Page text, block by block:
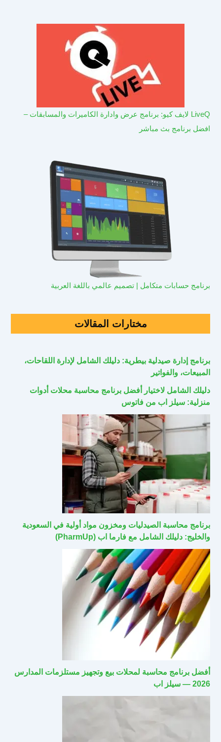
LiveQ لايف كيو: برنامج عرض وادارة الكاميرات والمسابقات –
افضل برنامج بث مباشر
برنامج حسابات متكامل | تصميم عالمي باللغة العربية
مختارات المقالات
برنامج إدارة صيدلية بيطرية: دليلك الشامل لإدارة اللقاحات،
المبيعات، والفواتير
دليلك الشامل لاختيار أفضل برنامج محاسبة محلات أدوات
منزلية: سيلز اب من فاتوس
برنامج محاسبة الصيدليات ومخزون مواد أولية في السعودية
والخليج: دليلك الشامل مع فارما اب (PharmUp)
أفضل برنامج محاسبة لمحلات بيع وتجهيز مستلزمات المدارس
2026 — سيلز اب